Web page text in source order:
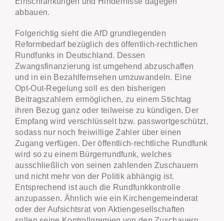
abbauen.
Folgerichtig sieht die AfD grundlegenden
Reformbedarf bezüglich des öffentlich-rechtlichen
Rundfunks in Deutschland. Dessen
Zwangsfinanzierung ist umgehend abzuschaffen
und in ein Bezahlfernsehen umzuwandeln. Eine
Opt-Out-Regelung soll es den bisherigen
Beitragszahlern ermöglichen, zu einem Stichtag
ihren Bezug ganz oder teilweise zu kündigen. Der
Empfang wird verschlüsselt bzw. passwortgeschützt,
sodass nur noch freiwillige Zahler über einen
Zugang verfügen. Der öffentlich-rechtliche Rundfunk
wird so zu einem Bürgerrundfunk, welches
ausschließlich von seinen zahlenden Zuschauern
und nicht mehr von der Politik abhängig ist.
Entsprechend ist auch die Rundfunkkontrolle
anzupassen. Ähnlich wie ein Kirchengemeinderat
oder der Aufsichtsrat von Aktiengesellschaften